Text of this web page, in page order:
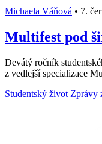
Michaela Váňová • 7.
Multifest pod
Devátý ročník
z vedlejší specializace
Studentský život Zprávy